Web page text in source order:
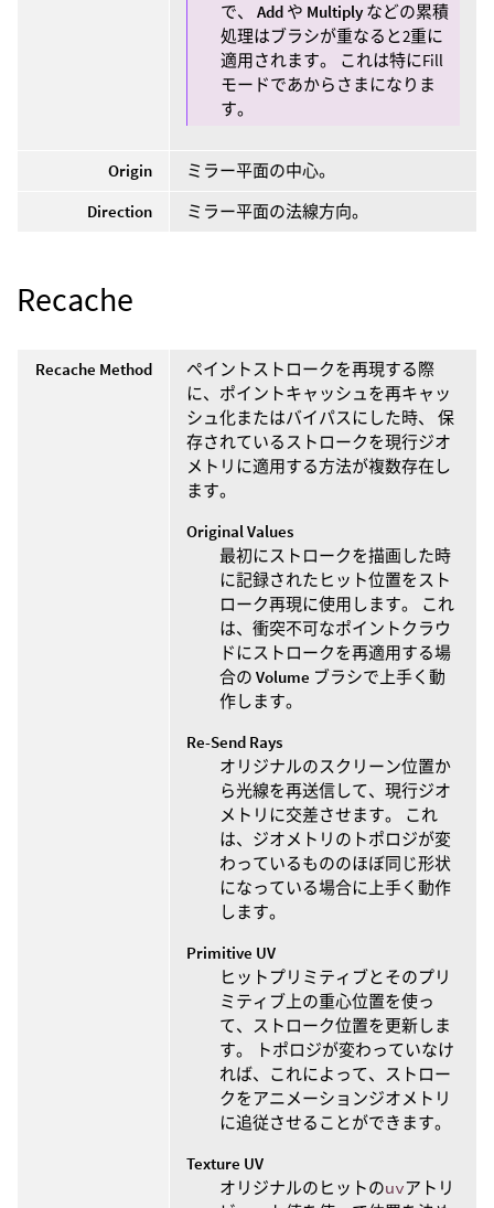
で、 Add や Multiply などの累積
処理はブラシが重なると2重に
適用されます。 これは特にFill
モードであからさまになりま
す。
Origin
ミラー平面の中心。
Direction
ミラー平面の法線方向。
Recache
Recache Method
ペイントストロークを再現する際
に、ポイントキャッシュを再キャッ
シュ化またはバイパスにした時、 保
存されているストロークを現行ジオ
メトリに適用する方法が複数存在し
ます。
Original Values
最初にストロークを描画した時
に記録されたヒット位置をスト
ローク再現に使用します。 これ
は、衝突不可なポイントクラウ
ドにストロークを再適用する場
合の Volume ブラシで上手く動
作します。
Re-Send Rays
オリジナルのスクリーン位置か
ら光線を再送信して、現行ジオ
メトリに交差させます。 これ
は、ジオメトリのトポロジが変
わっているもののほぼ同じ形状
になっている場合に上手く動作
します。
Primitive UV
ヒットプリミティブとそのプリ
ミティブ上の重心位置を使っ
て、ストローク位置を更新しま
す。 トポロジが変わっていなけ
れば、これによって、ストロー
クをアニメーションジオメトリ
に追従させることができます。
Texture UV
オリジナルのヒットのuvアトリ